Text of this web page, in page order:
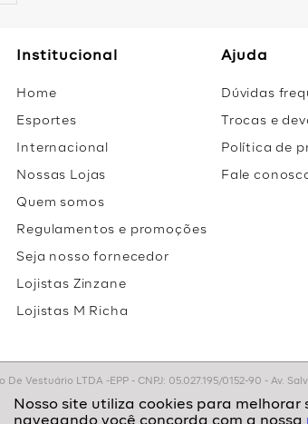
Institucional
Home
Esportes
Internacional
Nossas Lojas
Quem somos
Regulamentos e promoções
Seja nosso fornecedor
Lojistas Zinzane
Lojistas M Richa
Ajuda
Dúvidas
Trocas e
Política de
Fale
Vestuário LTDA -EPP - CNPJ: 05.027.195/0152-90 - Av.